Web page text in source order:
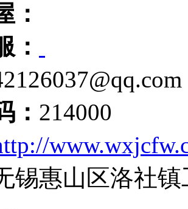
：
：
： 214000
锡惠山区洛社